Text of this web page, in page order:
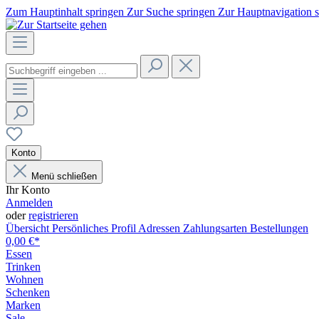
Zum Hauptinhalt springen Zur Suche springen Zur Hauptnavigation
Konto
Menü schließen
Ihr Konto
Anmelden
oderregistrieren
Übersicht Persönliches Profil Adressen Zahlungsarten Bestellungen
0,00 €*
Essen
Trinken
Wohnen
Schenken
Marken